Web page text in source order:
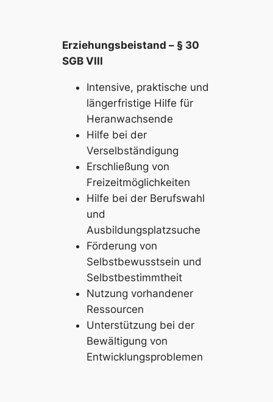
Erziehungsbeistand – § 30
SGB VIII
Intensive, praktische und
längerfristige Hilfe für
Heranwachsende
Hilfe bei der
Verselbständigung
Erschließung von
Freizeitmöglichkeiten
Hilfe bei der Berufswahl
und
Ausbildungsplatzsuche
Förderung von
Selbstbewusstsein und
Selbstbestimmtheit
Nutzung vorhandener
Ressourcen
Unterstützung bei der
Bewältigung von
Entwicklungsproblemen